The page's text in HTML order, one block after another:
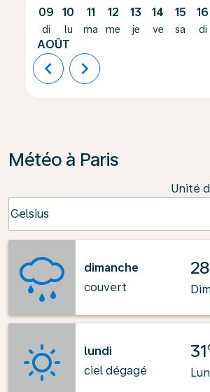
09
di
AOÛT
10
lu
11
ma
12
me
13
je
14
ve
15
sa
16
di
chevron_left chevron_right
Météo à Paris
Unité
Celsius
keyboard_arrow_down
dimanche
couvert
lundi
ciel dégagé